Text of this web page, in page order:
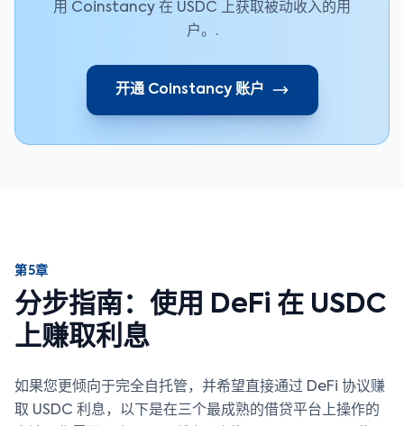
用 Coinstancy 在 USDC 上获取被动收入的用
户。.
开通 Coinstancy 账户
第5章
分步指南：使用 DeFi 在 USDC
上赚取利息
如果您更倾向于完全自托管，并希望直接通过 DeFi 协议赚
取 USDC 利息，以下是在三个最成熟的借贷平台上操作的